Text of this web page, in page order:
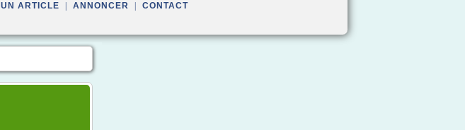
UN ARTICLE ANNONCER CONTACT